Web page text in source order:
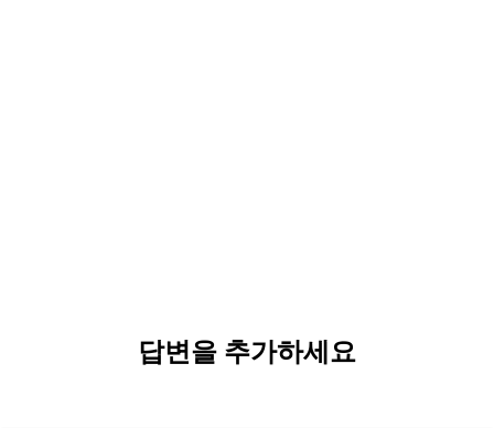
답변을 추가하세요